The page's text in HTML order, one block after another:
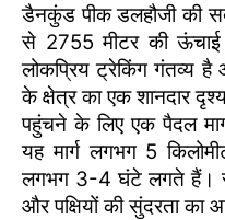
डैनकुंड पीक डलहौजी की
से 2755 मीटर की
लोकप्रिय ट्रेकिंग गंतव्य
के क्षेत्र का एक शानदार
पहुंचने के लिए एक पैदल
यह मार्ग लगभग 5
लगभग 3-4 घंटे लगते हैं।
और पक्षियों की सुंदरता